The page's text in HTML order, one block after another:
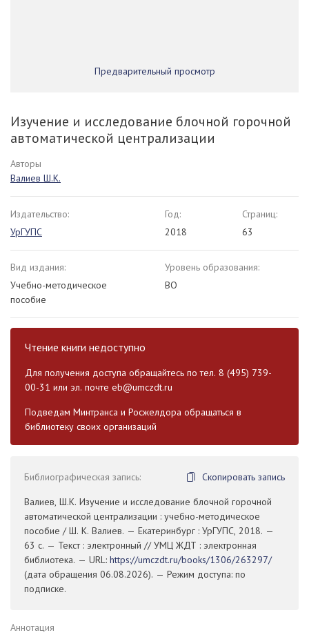
Предварительный просмотр
Изучение и исследование блочной горочной
автоматической централизации
Авторы
Валиев Ш.К.
Издательство:
УрГУПС
Год:
2018
Страниц:
63
Вид издания:
Учебно-методическое
пособие
Уровень образования:
ВО
Чтение книги недоступно
Для получения доступа обращайтесь по тел. 8 (495) 739-
00-31 или эл. почте eb@umczdt.ru
Подведам Минтранса и Росжелдора обращаться в
библиотеку своих организаций
Библиографическая запись:
Скопировать запись
Валиев, Ш.К. Изучение и исследование блочной горочной
автоматической централизации : учебно-методическое
пособие / Ш. К. Валиев. — Екатеринбург : УрГУПС, 2018. —
63 с. — Текст : электронный // УМЦ ЖДТ : электронная
библиотека. — URL: https://umczdt.ru/books/1306/263297/
(дата обращения 06.08.2026). — Режим доступа: по
подписке.
Аннотация